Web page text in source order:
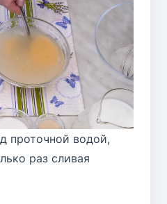
проточной водой,
раз сливая